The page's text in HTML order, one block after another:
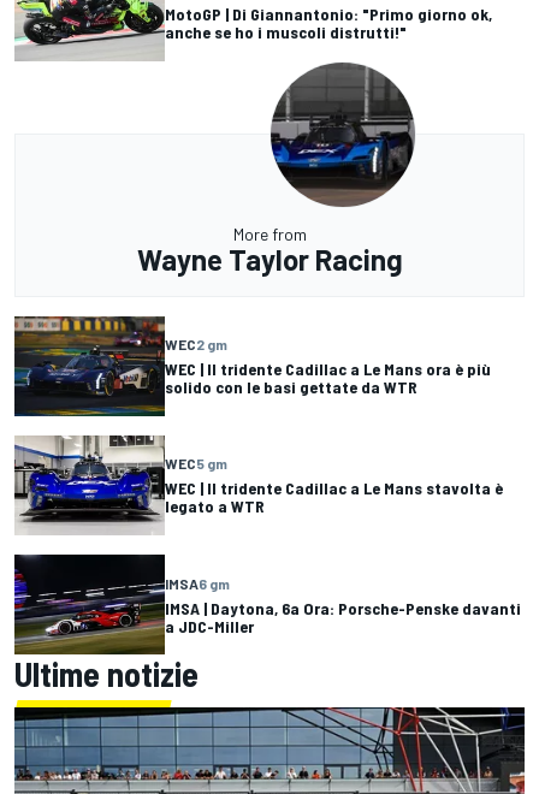
MotoGP | Di Giannantonio: "Primo giorno ok,
anche se ho i muscoli distrutti!"
More from
Wayne Taylor Racing
WEC2 gm
WEC | Il tridente Cadillac a Le Mans ora è più
solido con le basi gettate da WTR
WEC5 gm
WEC | Il tridente Cadillac a Le Mans stavolta è
legato a WTR
IMSA6 gm
IMSA | Daytona, 6a Ora: Porsche-Penske davanti
a JDC-Miller
Ultime notizie